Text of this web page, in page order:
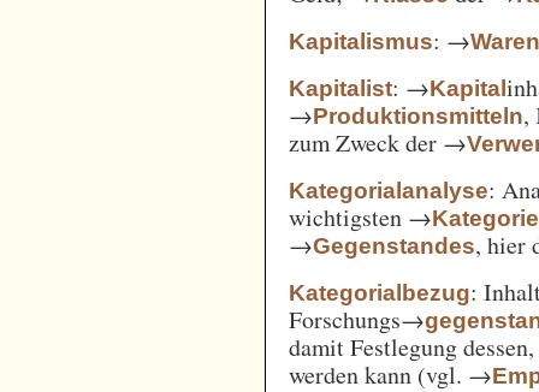
Kapitalismus: →
Kapitalist: →Kapital
→Produktionsmitteln,
zum Zweck der →
Kategorialanalyse:
wichtigsten →
→Gegenstandes, hier
Kategorialbezug:
Forschungs→
damit Festlegung
werden kann (vgl. →